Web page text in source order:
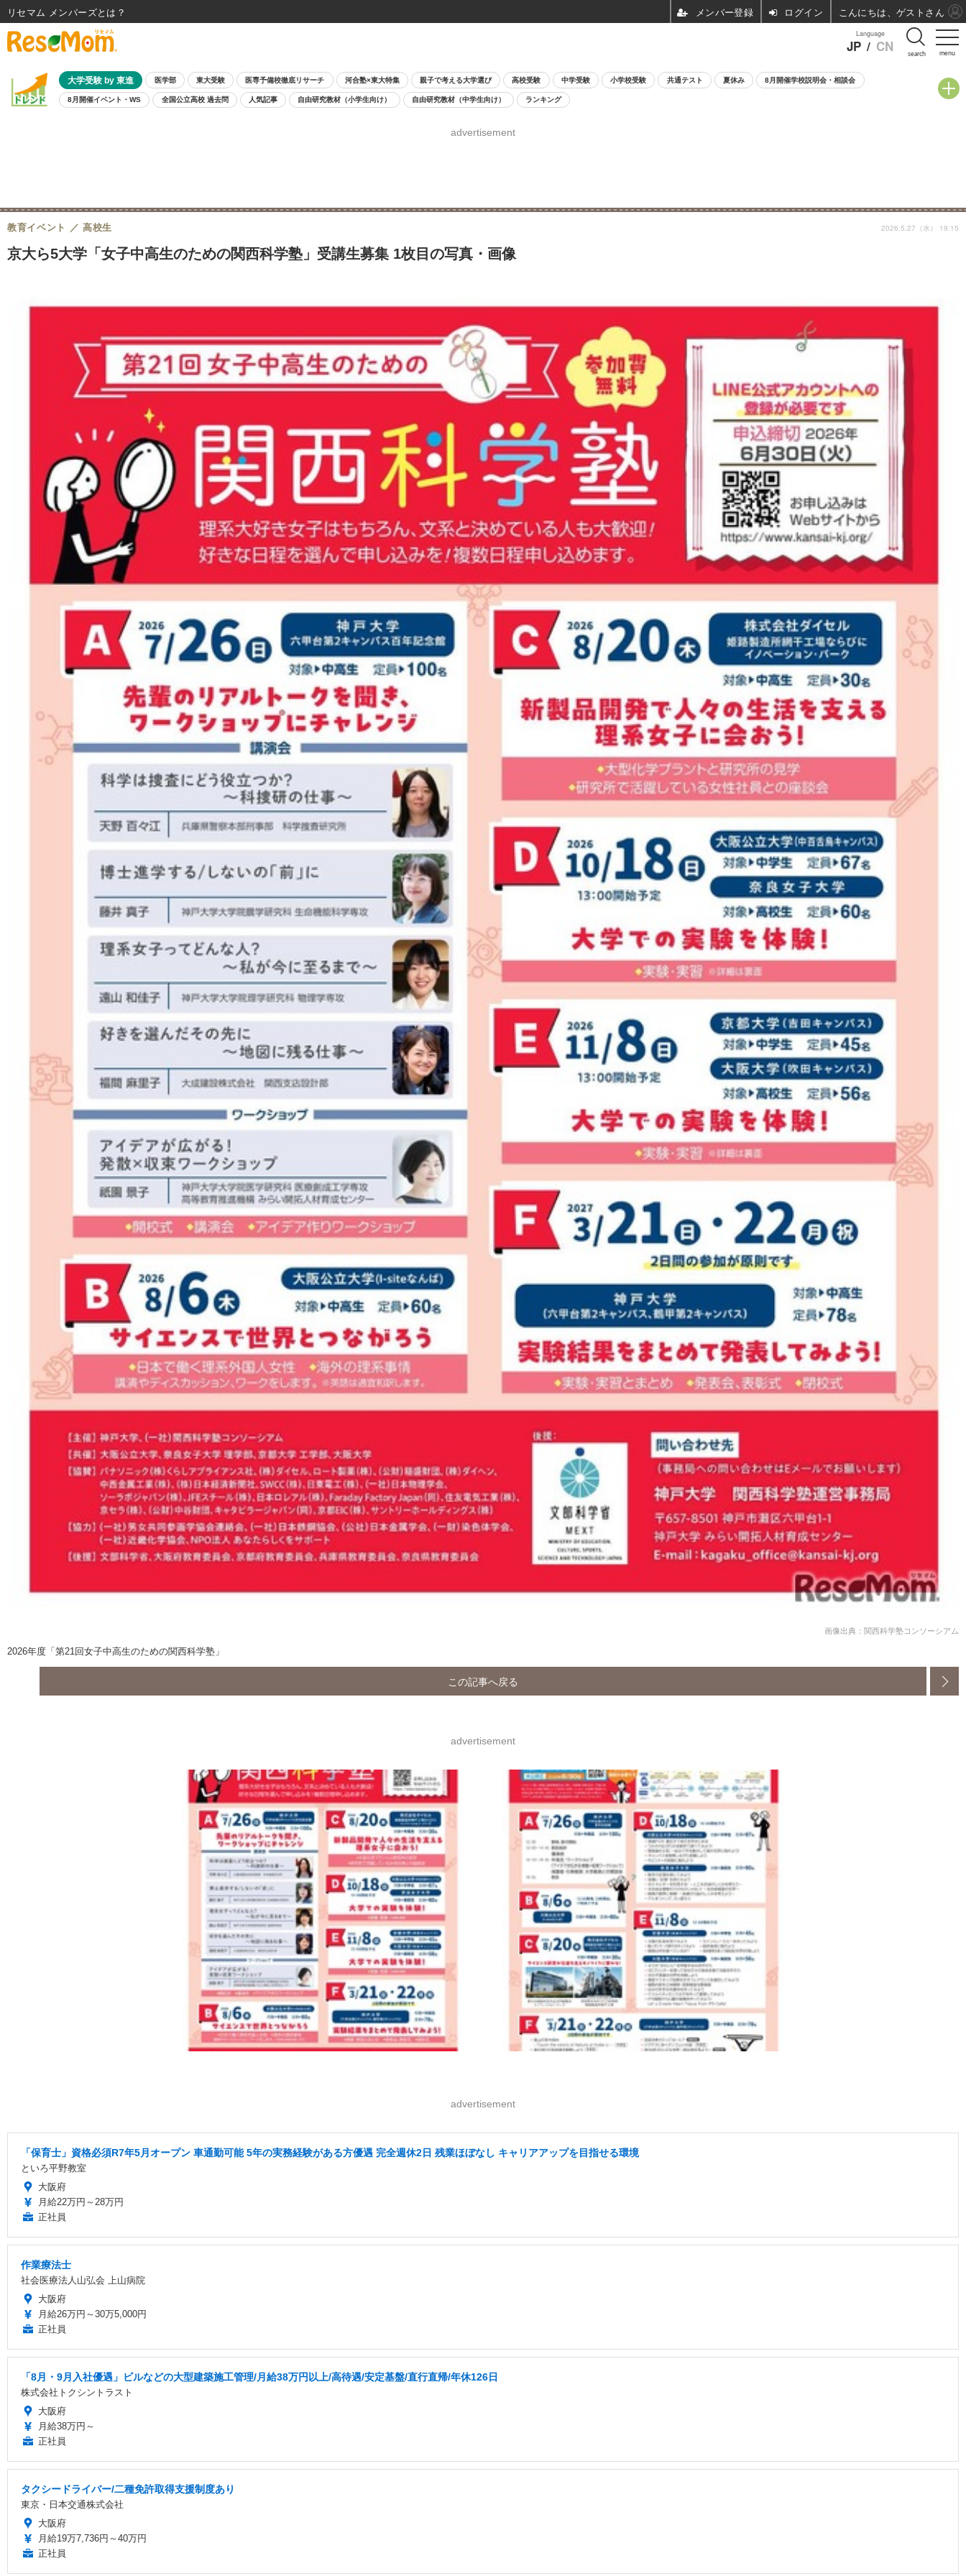
menu
Language
JP / CN search
大学受験 by 東進 医学部 東大受験 医専予備校徹底リサーチ 河合塾×東大特集 親子で考える大学選び 高校受験 中学受験 小学校受験 共通テスト 夏休み 8月開催学校説明会・相談会
8月開催イベント・WS 全国公立高校 過去問 人気記事 自由研究教材（小学生向け） 自由研究教材（中学生向け） ランキング
advertisement
京大ら5大学「女子中高生のための関西科学塾」受講生募集 1枚目の写真・画像
教育イベント 高校生 2026.5.27（水） 19:15
画像出典：関西科学塾コンソーシアム
2026年度「第21回女子中高生のための関西科学塾」
この記事へ戻る
advertisement
advertisement
「保育士」資格必須R7年5月オープン 車通勤可能 5年の実務経験がある方優遇 完全週休2日 残業ほぼなし キャリアアップを目指せる環境
といろ平野教室
大阪府
月給22万円～28万円
正社員
作業療法士
社会医療法人山弘会 上山病院
大阪府
月給26万円～30万5,000円
正社員
「8月・9月入社優遇」ビルなどの大型建築施工管理/月給38万円以上/高待遇/安定基盤/直行直帰/年休126日
株式会社トクシントラスト
大阪府
月給38万円～
正社員
タクシードライバー/二種免許取得支援制度あり
東京・日本交通株式会社
大阪府
月給19万7,736円～40万円
正社員
リセマム メンバーズ ログイン こんにちは、ゲストさん